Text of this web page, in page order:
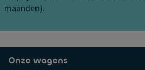
g
is
tl
a
d
s
V
e
bi
lit
c
o
maanden).
Onze wagens